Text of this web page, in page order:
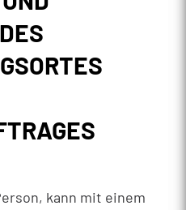
kann mit einem